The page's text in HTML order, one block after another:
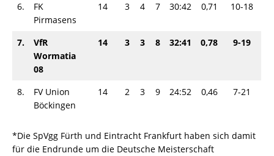
6.
FK
Pirmasens
14 3 4 7 30:42 0,71 10-18
7.
VfR
Wormatia
08
14 3 3 8 32:41 0,78 9-19
8.
FV Union
Böckingen
14 2 3 9 24:52 0,46 7-21
*Die SpVgg Fürth und Eintracht Frankfurt haben sich damit
für die Endrunde um die Deutsche Meisterschaft